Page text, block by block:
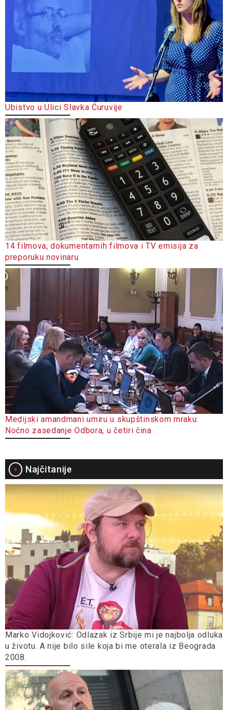
Ubistvo u Ulici Slavka Ćuruvije
14 filmova, dokumentarnih filmova i TV emisija za
preporuku novinaru
Medijski amandmani umiru u skupštinskom mraku:
Noćno zasedanje Odbora, u četiri čina
Najčitanije
Marko Vidojković: Odlazak iz Srbije mi je najbolja odluka
u životu. A nije bilo sile koja bi me oterala iz Beograda
2008.